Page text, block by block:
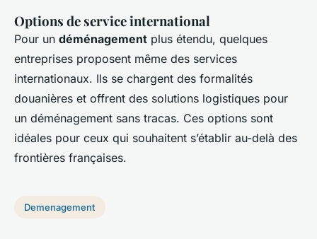
Options de service international
Pour un déménagement plus étendu, quelques
entreprises proposent même des services
internationaux. Ils se chargent des formalités
douanières et offrent des solutions logistiques pour
un déménagement sans tracas. Ces options sont
idéales pour ceux qui souhaitent s’établir au-delà des
frontières françaises.
Demenagement